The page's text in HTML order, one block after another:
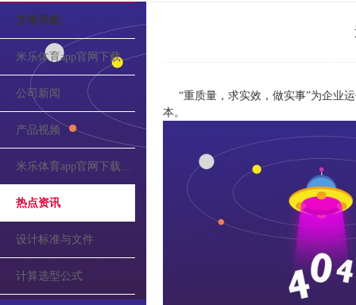
文章导航
米乐体育app官网下载的介绍
公司新闻
产品视频
米乐体育app官网下载的公告
热点资讯
设计标准与文件
计算选型公式
“重质量，求实效，做实事”为企业
本。